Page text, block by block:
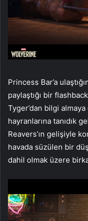
Princess Bar’a
paylaştığı bir
Tyger’dan bilgi
hayranlarına tanıdık
Reavers’ın gelişiyle
havada süzülen bir
dahil olmak üzere